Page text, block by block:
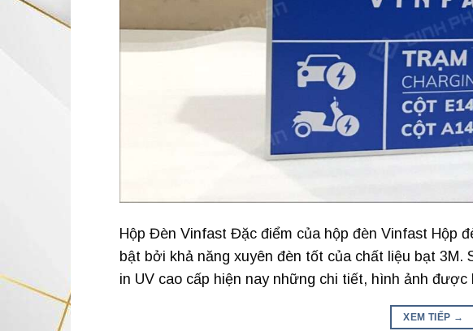
Hộp Đèn Vinfast Đặc điểm của hộp đèn Vinfast Hộp
bật bởi khả năng xuyên đèn tốt của chất liệu bạt 3M.
in UV cao cấp hiện nay những chi tiết, hình ảnh
XEM TIẾP →